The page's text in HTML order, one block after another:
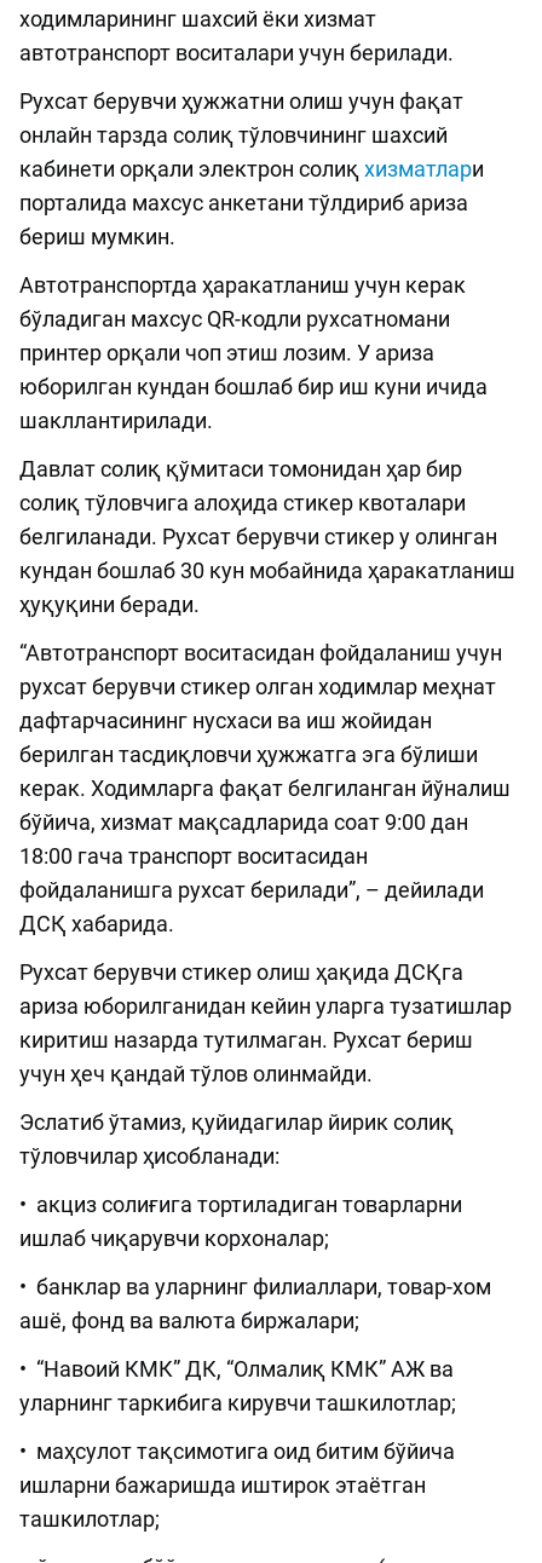
ходимларининг шахсий ёки хизмат
автотранспорт воситалари учун берилади.
Рухсат берувчи ҳужжатни олиш учун фақат
онлайн тарзда солиқ тўловчининг шахсий
кабинети орқали электрон солиқхизматлари
порталида махсус анкетани тўлдириб ариза
бериш мумкин.
Автотранспортда ҳаракатланиш учун керак
бўладиган махсус QR-кодли рухсатномани
принтер орқали чоп этиш лозим. У ариза
юборилган кундан бошлаб бир иш куни ичида
шакллантирилади.
Давлат солиқ қўмитаси томонидан ҳар бир
солиқ тўловчига алоҳида стикер квоталари
белгиланади. Рухсат берувчи стикер у олинган
кундан бошлаб 30 кун мобайнида ҳаракатланиш
ҳуқуқини беради.
“Автотранспорт воситасидан фойдаланиш учун
рухсат берувчи стикер олган ходимлар меҳнат
дафтарчасининг нусхаси ва иш жойидан
берилган тасдиқловчи ҳужжатга эга бўлиши
керак. Ходимларга фақат белгиланган йўналиш
бўйича, хизмат мақсадларида соат 9:00 дан
18:00 гача транспорт воситасидан
фойдаланишга рухсат берилади”, – дейилади
ДСҚ хабарида.
Рухсат берувчи стикер олиш ҳақида ДСҚга
ариза юборилганидан кейин уларга тузатишлар
киритиш назарда тутилмаган. Рухсат бериш
учун ҳеч қандай тўлов олинмайди.
Эслатиб ўтамиз, қуйидагилар йирик солиқ
тўловчилар ҳисобланади:
• акциз солиғига тортиладиган товарларни
ишлаб чиқарувчи корхоналар;
• банклар ва уларнинг филиаллари, товар-хом
ашё, фонд ва валюта биржалари;
• “Навоий КМК” ДК, “Олмалиқ КМК” АЖ ва
уларнинг таркибига кирувчи ташкилотлар;
• маҳсулот тақсимотига оид битим бўйича
ишларни бажаришда иштирок этаётган
ташкилотлар;